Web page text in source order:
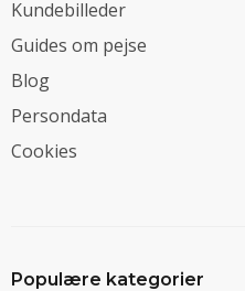
Kundebilleder
Guides om pejse
Blog
Persondata
Cookies
Populære kategorier